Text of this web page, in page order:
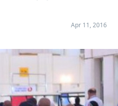
Apr 11, 2016